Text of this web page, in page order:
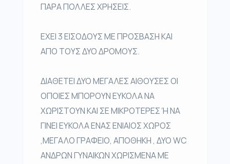
ΠΑΡΑ ΠΟΛΛΕΣ ΧΡΗΣΕΙΣ.
ΕΧΕΙ 3 ΕΙΣΟΔΟΥΣ ΜΕ ΠΡΟΣΒΑΣΗ ΚΑΙ
ΑΠΟ ΤΟΥΣ ΔΥΟ ΔΡΟΜΟΥΣ.
ΔΙΑΘΕΤΕΙ ΔΥΟ ΜΕΓΑΛΕΣ ΑΙΘΟΥΣΕΣ ΟΙ
ΟΠΟΙΕΣ ΜΠΟΡΟΥΝ ΕΥΚΟΛΑ ΝΑ
ΧΩΡΙΣΤΟΥΝ ΚΑΙ ΣΕ ΜΙΚΡΟΤΕΡΕΣ Ή ΝΑ
ΓΙΝΕΙ ΕΥΚΟΛΑ ΕΝΑΣ ΕΝΙΑΙΟΣ ΧΩΡΟΣ
,ΜΕΓΑΛΟ ΓΡΑΦΕΙΟ, ΑΠΟΘΗΚΗ , ΔΥΟ WC
ΑΝΔΡΩΝ ΓΥΝΑΙΚΩΝ ΧΩΡΙΣΜΕΝΑ ΜΕ